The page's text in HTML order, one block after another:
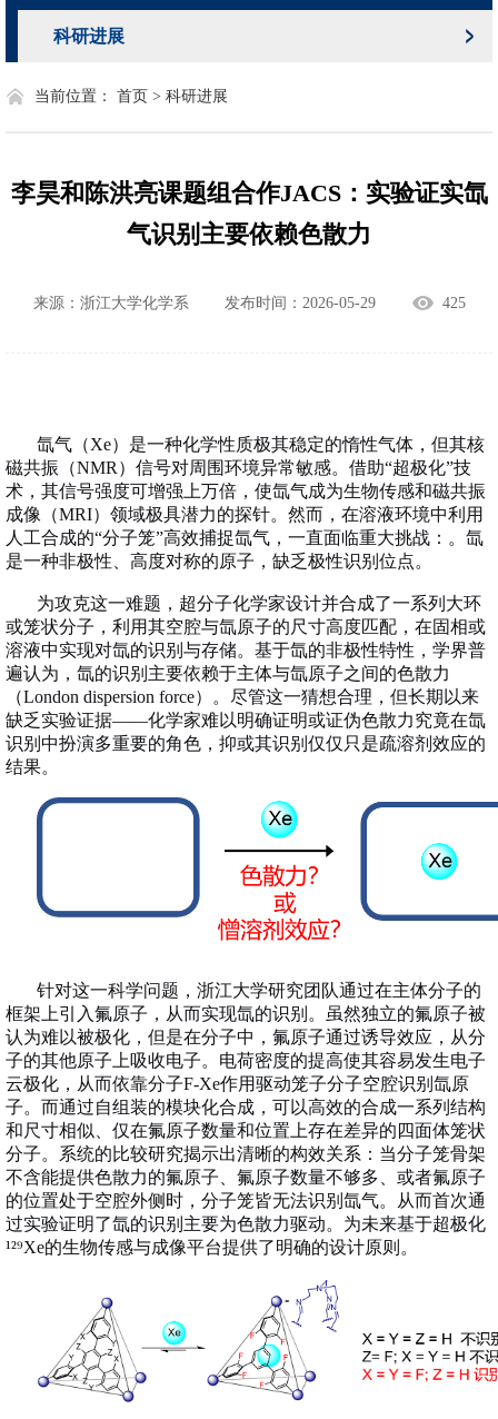
科研进展
当前位置： 首页 > 科研进展
李昊和陈洪亮课题组合作JACS：实验证实氙
气识别主要依赖色散力
来源：浙江大学化学系 发布时间：2026-05-29 425
氙气（Xe）是一种化学性质极其稳定的惰性气体，但其核
磁共振（NMR ）信号对周围环境异常敏感。借助“超极化”技
术，其信号强度可增强上万倍，使氙气成为生物传感和磁共振
成像（MRI）领域极具潜力的探针。然而，在溶液环境中利用
人工合成的“分子笼”高效捕捉氙气，一直面临重大挑战：。氙
是一种非极性、高度对称的原子，缺乏极性识别位点。
为攻克这一难题，超分子化学家设计并合成了一系列大环
或笼状分子，利用其空腔与氙原子的尺寸高度匹配，在固相或
溶液中实现对氙的识别与存储。基于氙的非极性特性，学界普
遍认为，氙的识别主要依赖于主体与氙原子之间的色散力
（London dispersion force）。尽管这一猜想合理，但长期以来
缺乏实验证据——化学家难以明确证明或证伪色散力究竟在氙
识别中扮演多重要的角色，抑或其识别仅仅只是疏溶剂效应的
结果。
针对这一科学问题，浙江大学研究团队通过在主体分子的
框架上引入氟原子，从而实现氙的识别。虽然独立的氟原子被
认为难以被极化，但是在分子中，氟原子通过诱导效应，从分
子的其他原子上吸收电子。电荷密度的提高使其容易发生电子
云极化，从而依靠分子F-Xe作用驱动笼子分子空腔识别氙原
子。而通过自组装的模块化合成，可以高效的合成一系列结构
和尺寸相似、仅在氟原子数量和位置上存在差异的四面体笼状
分子。系统的比较研究揭示出清晰的构效关系：当分子笼骨架
不含能提供色散力的氟原子、氟原子数量不够多、或者氟原子
的位置处于空腔外侧时，分子笼皆无法识别氙气。从而首次通
过实验证明了氙的识别主要为色散力驱动。为未来基于超极化
¹²⁹Xe的生物传感与成像平台提供了明确的设计原则。